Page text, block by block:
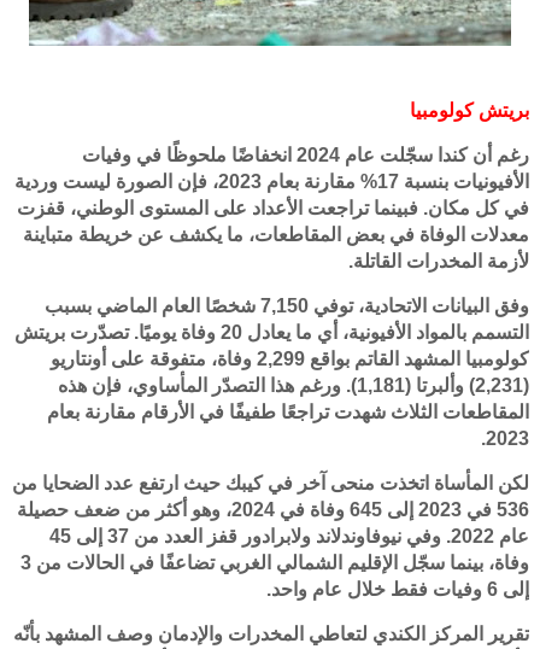
بريتش كولومبيا
رغم أن كندا سجّلت عام 2024 انخفاضًا ملحوظًا في وفيات
الأفيونيات بنسبة 17% مقارنة بعام 2023، فإن الصورة ليست وردية
في كل مكان. فبينما تراجعت الأعداد على المستوى الوطني، قفزت
معدلات الوفاة في بعض المقاطعات، ما يكشف عن خريطة متباينة
لأزمة المخدرات القاتلة.
وفق البيانات الاتحادية، توفي 7,150 شخصًا العام الماضي بسبب
التسمم بالمواد الأفيونية، أي ما يعادل 20 وفاة يوميًا. تصدّرت بريتش
كولومبيا المشهد القاتم بواقع 2,299 وفاة، متفوقة على أونتاريو
(2,231) وألبرتا (1,181). ورغم هذا التصدّر المأساوي، فإن هذه
المقاطعات الثلاث شهدت تراجعًا طفيفًا في الأرقام مقارنة بعام
2023.
لكن المأساة اتخذت منحى آخر في كيبك حيث ارتفع عدد الضحايا من
536 في 2023 إلى 645 وفاة في 2024، وهو أكثر من ضعف حصيلة
عام 2022. وفي نيوفاوندلاند ولابرادور قفز العدد من 37 إلى 45
وفاة، بينما سجّل الإقليم الشمالي الغربي تضاعفًا في الحالات من 3
إلى 6 وفيات فقط خلال عام واحد.
تقرير المركز الكندي لتعاطي المخدرات والإدمان وصف المشهد بأنّه